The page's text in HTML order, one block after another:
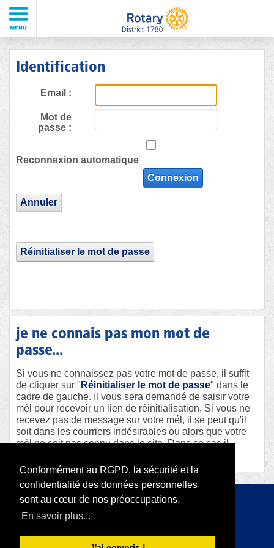
Conformément au RGPD, la sécurité et la
confidentialité des données personnelles
sont au cœur de nos préoccupations.
En savoir plus...
Identification
Email :
Mot de
passe :
Reconnexion automatique
Connexion
Annuler
Réinitialiser le mot de passe
je ne connais pas mon mot de
passe...
Si vous ne connaissez pas votre mot de passe, il suffit
de cliquer sur " Réinitialiser le mot de passe" dans le
cadre de gauche. Il vous sera demandé de saisir votre
mél pour recevoir un lien de réinitialisation. Si vous ne
recevez pas de message sur votre mél, il se peut qu'il
soit dans les courriers indésirables ou alors que votre
mél ne soit pas connu dans le site. Dans ce cas il
Copyright 2026 par RODI Platform
|